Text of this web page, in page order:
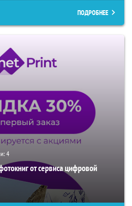
ПОДРОБНЕЕ
4
от сервиса цифровой